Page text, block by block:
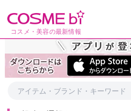
コスメ・美容の最新情報